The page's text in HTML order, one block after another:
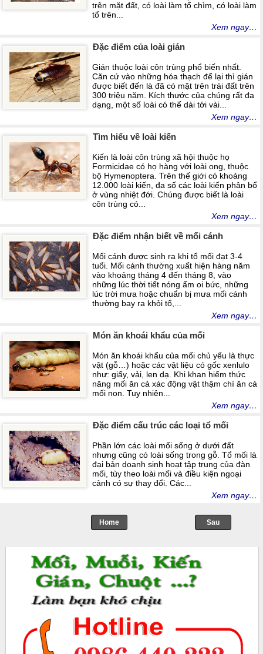
trên mặt đất, có loài làm tổ chìm, có loài làm
tổ trên...
Xem ngay…
Đặc điểm của loài gián
Gián thuộc loài côn trùng phổ biến nhất.
Căn cứ vào những hóa thạch để lại thì gián
được biết đến là đã có mặt trên trái đất trên
300 triệu năm. Kích thước của chúng rất đa
dạng, một số loài có thể dài tới vài...
Xem ngay…
Tìm hiểu về loài kiến
Kiến là loài côn trùng xã hội thuộc họ
Formicidae có họ hàng với loài ong, thuộc
bộ Hymenoptera. Trên thế giới có khoảng
12.000 loài kiến, đa số các loài kiến phân bổ
ở vùng nhiệt đới. Chúng được biết là loài
côn trùng có...
Xem ngay…
Đặc điểm nhận biết về mối cánh
Mối cánh được sinh ra khi tổ mối đạt 3-4
tuổi. Mối cánh thường xuất hiện hàng năm
vào khoảng tháng 4 đến tháng 8, vào
những lúc thời tiết nóng ẩm oi bức, những
lúc trời mưa hoặc chuẩn bị mưa mối cánh
thường bay ra khỏi tổ,...
Xem ngay…
Món ăn khoái khẩu của mối
Món ăn khoái khẩu của mối chủ yếu là thực
vật (gỗ…) hoặc các vật liệu có gốc xenlulo
như: giấy, vải, len dạ. Khi khan hiếm thức
năng mối ăn cả xác động vật thậm chí ăn cả
mối non. Tuy nhiên...
Xem ngay…
Đặc điểm cấu trúc các loại tổ mối
Phần lớn các loài mối sống ở dưới đất
nhưng cũng có loài sống trong gỗ. Tổ mối là
đại bản doanh sinh hoạt tập trung của đàn
mối, tùy theo loài mối và điều kiện ngoại
cảnh có sự thay đổi. Các...
Xem ngay…
Sau
Home